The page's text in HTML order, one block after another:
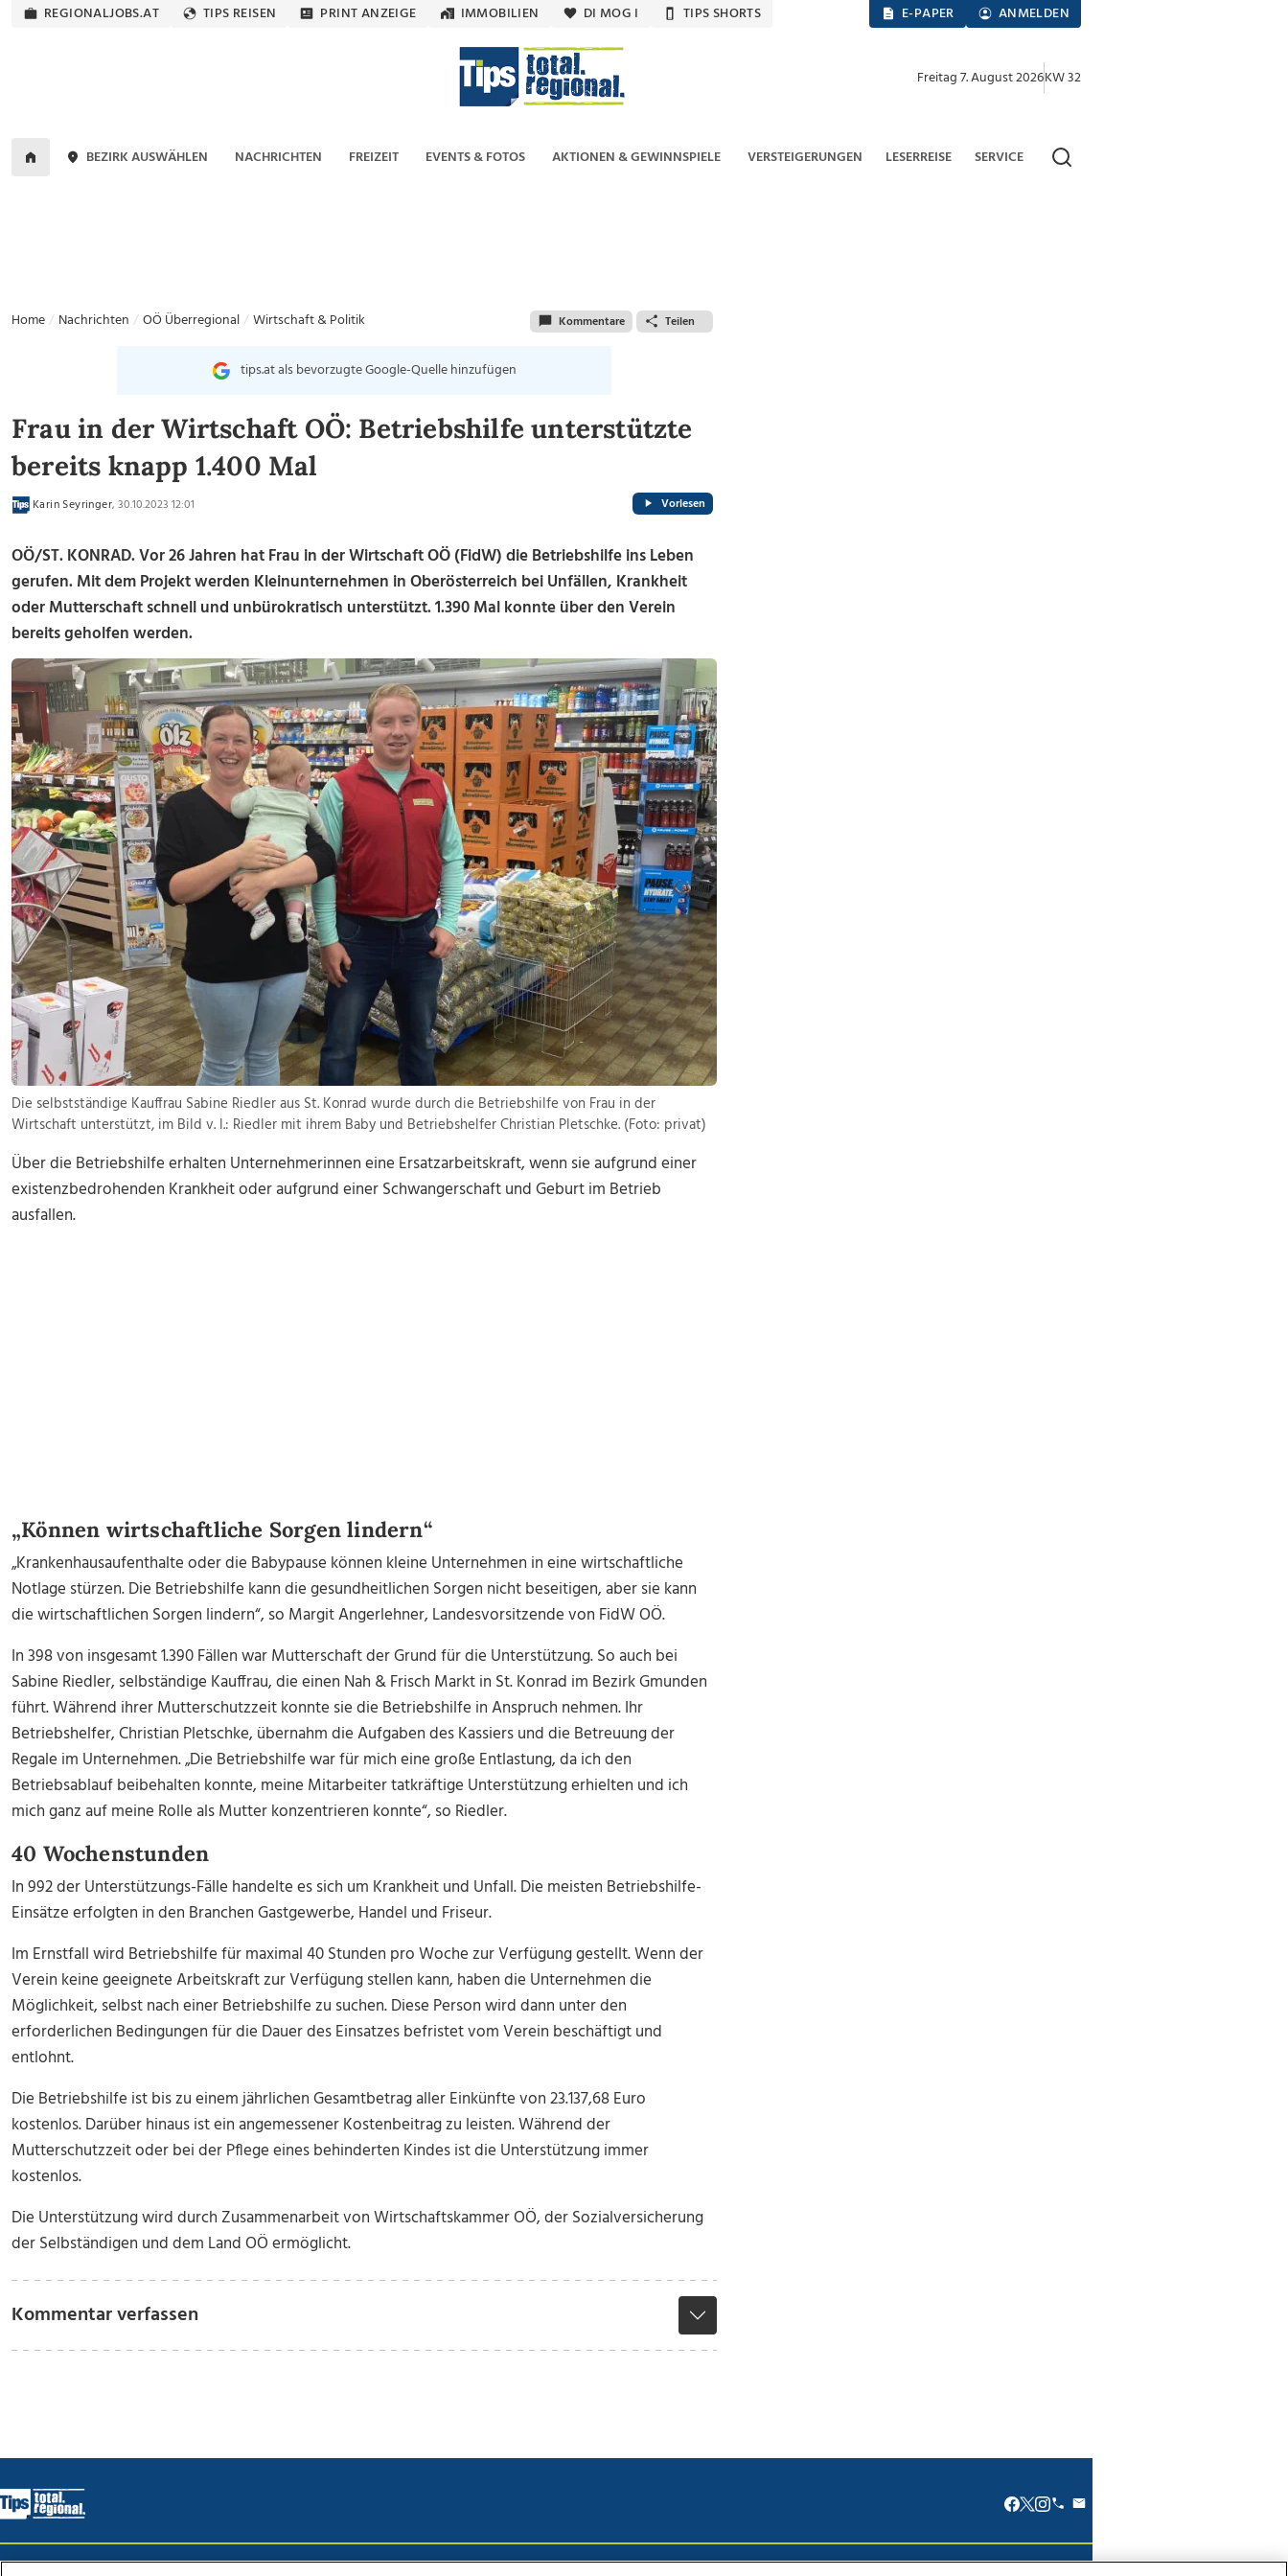
REGIONALJOBS.AT TIPS REISEN PRINT ANZEIGE IMMOBILIEN DI MOG I TIPS SHORTS E-PAPER ANMELDEN
Freitag 7. August 2026KW 32
BEZIRK AUSWÄHLEN NACHRICHTEN FREIZEIT EVENTS & FOTOS AKTIONEN & GEWINNSPIELE VERSTEIGERUNGEN LESERREISE SERVICE
Home Nachrichten OÖ Überregional Wirtschaft & Politik Kommentare Teilen
tips.at als bevorzugte Google-Quelle hinzufügen
Frau in der Wirtschaft OÖ: Betriebshilfe unterstützte
bereits knapp 1.400 Mal
Karin Seyringer, 30.10.2023 12:01 Vorlesen
OÖ/ST. KONRAD. Vor 26 Jahren hat Frau in der Wirtschaft OÖ (FidW) die Betriebshilfe ins Leben
gerufen. Mit dem Projekt werden Kleinunternehmen in Oberösterreich bei Unfällen, Krankheit
oder Mutterschaft schnell und unbürokratisch unterstützt. 1.390 Mal konnte über den Verein
bereits geholfen werden.
Die selbstständige Kauffrau Sabine Riedler aus St. Konrad wurde durch die Betriebshilfe von Frau in der
Wirtschaft unterstützt, im Bild v. l.: Riedler mit ihrem Baby und Betriebshelfer Christian Pletschke. (Foto: privat)
Über die Betriebshilfe erhalten Unternehmerinnen eine Ersatzarbeitskraft, wenn sie aufgrund einer
existenzbedrohenden Krankheit oder aufgrund einer Schwangerschaft und Geburt im Betrieb
ausfallen.
„Können wirtschaftliche Sorgen lindern“
„Krankenhausaufenthalte oder die Babypause können kleine Unternehmen in eine wirtschaftliche
Notlage stürzen. Die Betriebshilfe kann die gesundheitlichen Sorgen nicht beseitigen, aber sie kann
die wirtschaftlichen Sorgen lindern“, so Margit Angerlehner, Landesvorsitzende von FidW OÖ.
In 398 von insgesamt 1.390 Fällen war Mutterschaft der Grund für die Unterstützung. So auch bei
Sabine Riedler, selbständige Kauffrau, die einen Nah & Frisch Markt in St. Konrad im Bezirk Gmunden
führt. Während ihrer Mutterschutzzeit konnte sie die Betriebshilfe in Anspruch nehmen. Ihr
Betriebshelfer, Christian Pletschke, übernahm die Aufgaben des Kassiers und die Betreuung der
Regale im Unternehmen. „Die Betriebshilfe war für mich eine große Entlastung, da ich den
Betriebsablauf beibehalten konnte, meine Mitarbeiter tatkräftige Unterstützung erhielten und ich
mich ganz auf meine Rolle als Mutter konzentrieren konnte“, so Riedler.
40 Wochenstunden
In 992 der Unterstützungs-Fälle handelte es sich um Krankheit und Unfall. Die meisten Betriebshilfe-
Einsätze erfolgten in den Branchen Gastgewerbe, Handel und Friseur.
Im Ernstfall wird Betriebshilfe für maximal 40 Stunden pro Woche zur Verfügung gestellt. Wenn der
Verein keine geeignete Arbeitskraft zur Verfügung stellen kann, haben die Unternehmen die
Möglichkeit, selbst nach einer Betriebshilfe zu suchen. Diese Person wird dann unter den
erforderlichen Bedingungen für die Dauer des Einsatzes befristet vom Verein beschäftigt und
entlohnt.
Die Betriebshilfe ist bis zu einem jährlichen Gesamtbetrag aller Einkünfte von 23.137,68 Euro
kostenlos. Darüber hinaus ist ein angemessener Kostenbeitrag zu leisten. Während der
Mutterschutzzeit oder bei der Pflege eines behinderten Kindes ist die Unterstützung immer
kostenlos.
Die Unterstützung wird durch Zusammenarbeit von Wirtschaftskammer OÖ, der Sozialversicherung
der Selbständigen und dem Land OÖ ermöglicht.
Kommentar verfassen